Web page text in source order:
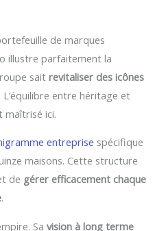
de marques
illustre parfaitement la
saitrevitaliser des icônes
. L’équilibre entre héritage et
maîtrisé ici.
entreprise spécifique
maisons. Cette structure
de gérer efficacement chaque
.
Savision à long terme